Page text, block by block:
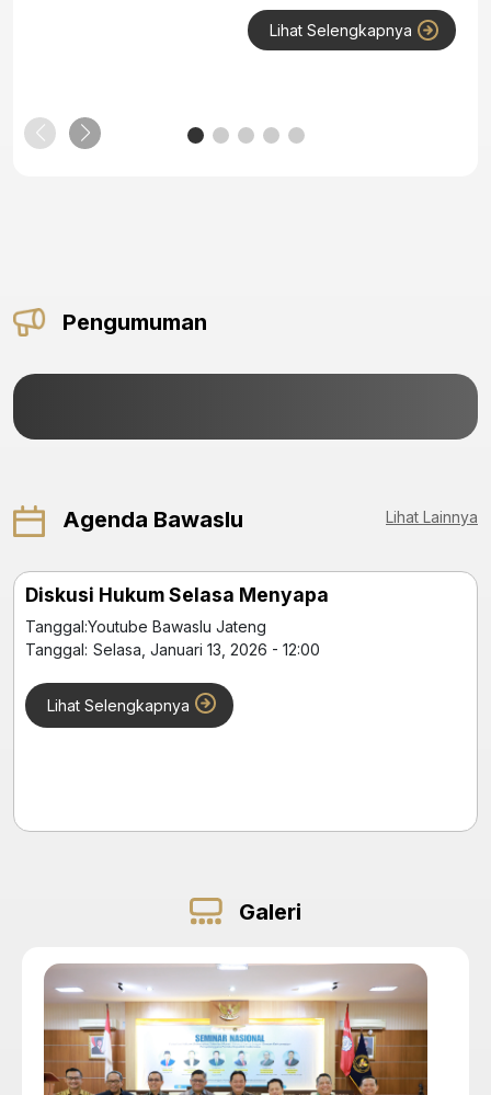
Lihat Selengkapnya
Pengumuman
Agenda Bawaslu
Diskusi Hukum Selasa Menyapa
Tanggal:Youtube Bawaslu Jateng
Tanggal: Selasa, Januari 13, 2026 - 12:00
Lihat Selengkapnya
Lihat Lainnya
Galeri